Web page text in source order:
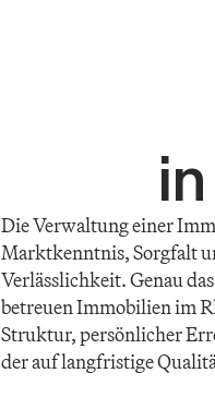
Die Verwaltung einer
Marktkenntnis, Sorgfalt
Verlässlichkeit. Genau
betreuen Immobilien im
Struktur, persönlicher
der auf langfristige